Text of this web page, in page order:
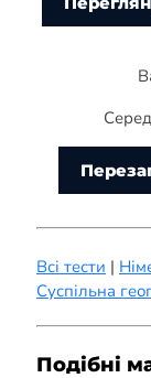
Всі тести |
Суспільна
Подібні